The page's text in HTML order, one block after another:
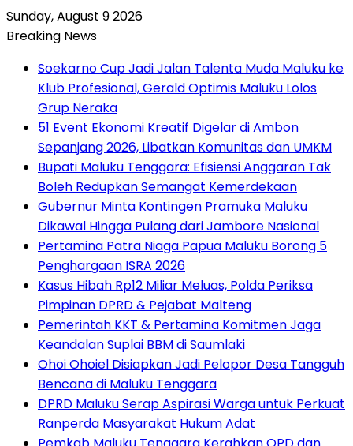
Sunday, August 9 2026
Breaking News
Soekarno Cup Jadi Jalan Talenta Muda Maluku ke
Klub Profesional, Gerald Optimis Maluku Lolos
Grup Neraka
51 Event Ekonomi Kreatif Digelar di Ambon
Sepanjang 2026, Libatkan Komunitas dan UMKM
Bupati Maluku Tenggara: Efisiensi Anggaran Tak
Boleh Redupkan Semangat Kemerdekaan
Gubernur Minta Kontingen Pramuka Maluku
Dikawal Hingga Pulang dari Jambore Nasional
Pertamina Patra Niaga Papua Maluku Borong 5
Penghargaan ISRA 2026
Kasus Hibah Rp12 Miliar Meluas, Polda Periksa
Pimpinan DPRD & Pejabat Malteng
Pemerintah KKT & Pertamina Komitmen Jaga
Keandalan Suplai BBM di Saumlaki
Ohoi Ohoiel Disiapkan Jadi Pelopor Desa Tangguh
Bencana di Maluku Tenggara
DPRD Maluku Serap Aspirasi Warga untuk Perkuat
Ranperda Masyarakat Hukum Adat